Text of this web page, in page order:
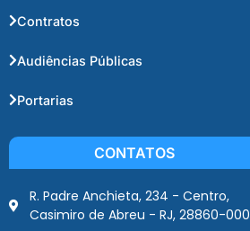
Contratos
Audiências Públicas
Portarias
CONTATOS
R. Padre Anchieta, 234 - Centro,
Casimiro de Abreu - RJ, 28860-000